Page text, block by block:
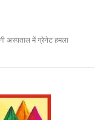
अस्पताल में ग्रेनेट हमला